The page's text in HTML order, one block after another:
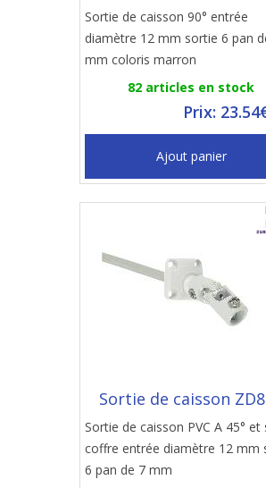
Sortie de caisson 90° entrée
diamètre 12 mm sortie 6 pan
mm coloris marron
82 articles en stock
Prix:
Ajout panier
Sortie de caisson
Sortie de caisson PVC A 45° et
coffre entrée diamètre 12 mm
6 pan de 7 mm